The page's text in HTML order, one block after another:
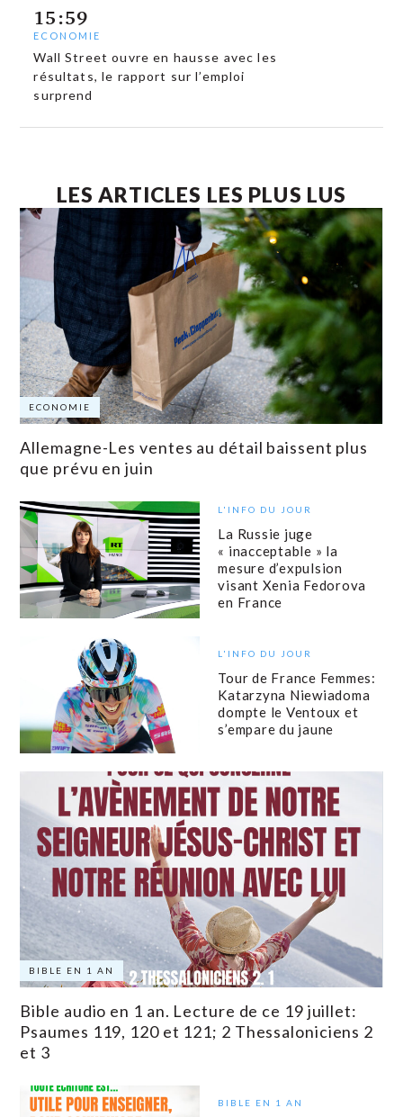
15:59
ECONOMIE
Wall Street ouvre en hausse avec les
résultats, le rapport sur l’emploi
surprend
LES ARTICLES LES PLUS LUS
ECONOMIE
Allemagne-Les ventes au détail baissent plus
que prévu en juin
L'INFO DU JOUR
La Russie juge
« inacceptable » la
mesure d’expulsion
visant Xenia Fedorova
en France
L'INFO DU JOUR
Tour de France Femmes:
Katarzyna Niewiadoma
dompte le Ventoux et
s’empare du jaune
BIBLE EN 1 AN
Bible audio en 1 an. Lecture de ce 19 juillet:
Psaumes 119, 120 et 121; 2 Thessaloniciens 2
et 3
BIBLE EN 1 AN